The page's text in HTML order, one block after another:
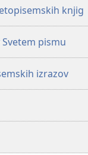
knjig
pismu
izrazov